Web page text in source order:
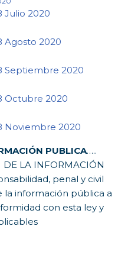
Julio 2020
Agosto 2020
Septiembre 2020
Octubre 2020
Noviembre 2020
PUBLICA…..
DE LA INFORMACIÓN
penal y civil
la información pública a
con esta ley y